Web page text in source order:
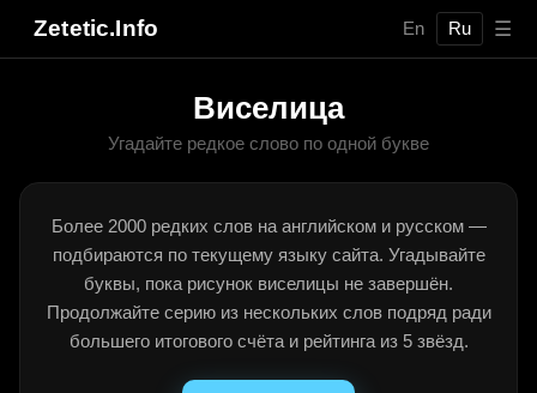
Zetetic.Info En Ru ☰
Виселица
Угадайте редкое слово по одной букве
Более 2000 редких слов на английском и русском —
подбираются по текущему языку сайта. Угадывайте
буквы, пока рисунок виселицы не завершён.
Продолжайте серию из нескольких слов подряд ради
большего итогового счёта и рейтинга из 5 звёзд.